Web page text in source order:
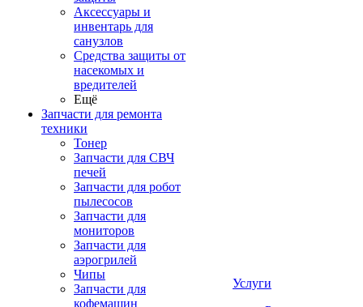
Аксессуары и
инвентарь для
санузлов
Средства защиты от
насекомых и
вредителей
Ещё
Запчасти для ремонта
техники
Тонер
Запчасти для СВЧ
печей
Запчасти для робот
пылесосов
Запчасти для
мониторов
Запчасти для
аэрогрилей
Чипы
Запчасти для
кофемашин
Услуги